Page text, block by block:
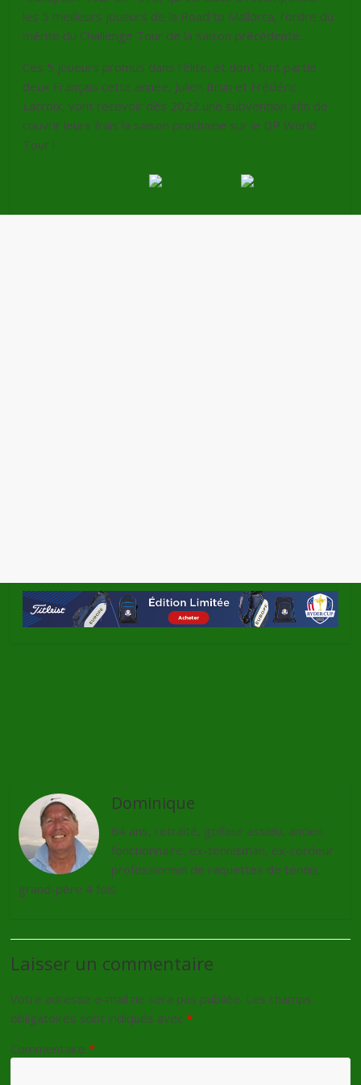
les 5 meilleurs joueurs de la Road to Mallorca, l’ordre du
mérite du Challenge Tour de la saison précédente.
Ces 5 joueurs promus dans l’élite, et dont font partie
deux Français cette année, Julien Brun et Frédéric
Lacroix, vont recevoir dès 2022 une subvention afin de
couvrir leurs frais la saison prochaine sur le DP World
Tour !
Dominique
64 ans, retraité, golfeur assidu, ancien
fonctionnaire, ex-tennisman, ex-cordeur
professionnel de raquettes de tennis,
grand-père 4 fois.
Laisser un commentaire
Votre adresse e-mail ne sera pas publiée. Les champs
obligatoires sont indiqués avec*
Commentaire*